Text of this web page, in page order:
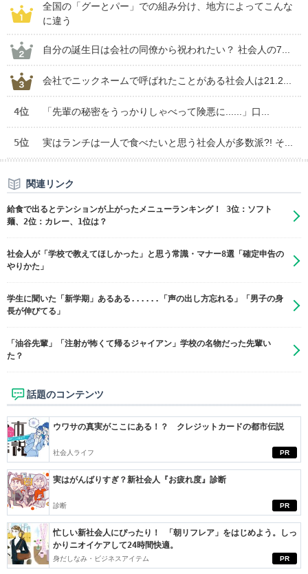
全国の「グーとパー」での組み分け、地方によってこんな
に違う
自分の誕生日は会社の同僚から祝われたい？ 社会人の7...
会社でニックネームで呼ばれたことがある社会人は21.2...
4位 「先輩の秘密をうっかりしゃべって険悪に......」口...
5位 実はランチは一人で食べたいと思う社会人が多数派?! そ...
関連リンク
給食で出るとテンションが上がったメニューランキング！ 3位：ソフト
麺、2位：カレー、1位は？
社会人が「学校で教えてほしかった」と思う常識・マナー8選「確定申告の
やりかた」
学生に聞いた「新学期」あるある......「声の出し方忘れる」「男子の身
長が伸びてる」
「油谷先輩」「注射が怖くて帰るジャイアン」学校の名物だった先輩い
た？
話題のコンテンツ
PR
ウワサの真実がここにある！？ クレジットカードの都市伝説
社会人ライフ
PR
実はがんばりすぎ？新社会人『お疲れ度』診断
診断
PR
忙しい新社会人にぴったり！ 「朝リフレア」をはじめよう。しっ
かりニオイケアして24時間快適。
身だしなみ・ビジネスアイテム